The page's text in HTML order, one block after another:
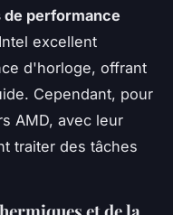
de performance
excellent
d'horloge, offrant
Cependant, pour
AMD, avec leur
traiter des tâches